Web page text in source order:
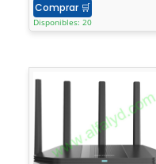
Comprar 🛒
Disponibles: 20